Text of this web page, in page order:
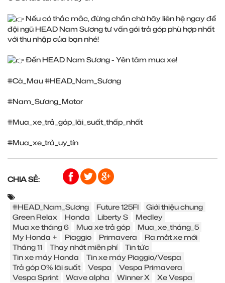
Nếu có thắc mắc, đừng chần chờ hãy liên hệ ngay để
đội ngũ HEAD Nam Sương tư vấn gói trả góp phù hợp nhất
với thu nhập của bạn nhé!
Đến HEAD Nam Sương - Yên tâm mua xe!
#Cà_Mau#HEAD_Nam_Sương
#Nam_Sương_Motor
#Mua_xe_trả_góp_lãi_suất_thấp_nhất
#Mua_xe_trả_uy_tín
CHIA SẺ:
#HEAD_Nam_Sương Future 125FI
Giới thiệu chung
Green Relax
Honda Liberty S
Medley
Mua xe tháng 6
Mua xe trả góp
Mua_xe_tháng_5
My Honda +
Piaggio Primavera
Ra mắt xe mới
Tháng 11
Thay nhớt miễn phí
Tin tức
Tin xe máy Honda
Tin xe máy Piaggio/Vespa
Trả góp 0% lãi suất
Vespa
Vespa Primavera
Vespa Sprint
Wave alpha Winner X Xe Vespa